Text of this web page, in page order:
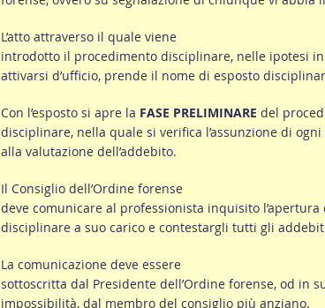
L’atto attraverso il quale viene
introdotto il procedimento disciplinare, nelle ipotesi
attivarsi d’ufficio, prende il nome di esposto
Con l’esposto si apre la FASE PRELIMINARE del
disciplinare, nella quale si verifica l’assunzione di
alla valutazione dell’addebito.
Il Consiglio dell’Ordine forense
deve comunicare al professionista inquisito
disciplinare a suo carico e contestargli tutti gli
La comunicazione deve essere
sottoscritta dal Presidente dell’Ordine forense, od in
impossibilità, dal membro del consiglio più anziano.